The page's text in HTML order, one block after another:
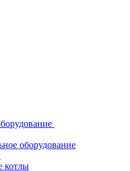
оборудование
котлы